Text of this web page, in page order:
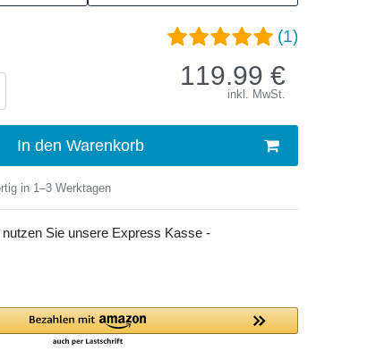
(1)
119.99 €
inkl. MwSt.
In den Warenkorb
in 1–3 Werktagen
nutzen Sie unsere Express Kasse -